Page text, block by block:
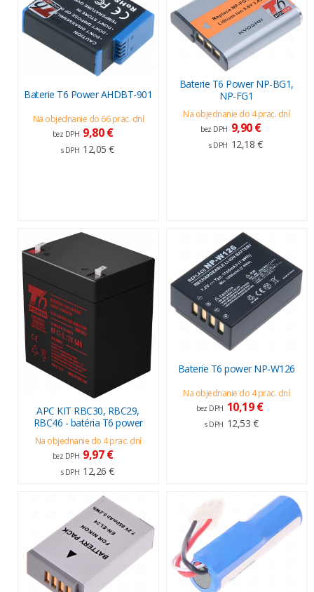
Baterie T6 Power AHDBT-901
Na objednanie do 66 prac. dní
bez DPH 9,80 €
s DPH 12,05 €
Baterie T6 Power NP-BG1,
NP-FG1
Na objednanie do 4 prac. dní
bez DPH 9,90 €
s DPH 12,18 €
APC KIT RBC30, RBC29,
RBC46 - batéria T6 power
Na objednanie do 4 prac. dní
bez DPH 9,97 €
s DPH 12,26 €
Baterie T6 power NP-W126
Na objednanie do 4 prac. dní
bez DPH 10,19 €
s DPH 12,53 €